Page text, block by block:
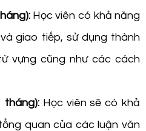
Học viên có khả năng
giao tiếp, sử dụng thành
vựng cũng như các cách
tháng):Học viên sẽ có khả
quan của các luận văn